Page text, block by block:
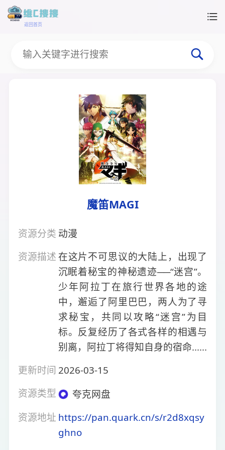
返回首页
魔笛MAGI
资源分类 动漫
资源描述在这片不可思议的大陆上，出现了
沉眠着秘宝的神秘遗迹──“迷宫”。
少年阿拉丁在旅行世界各地的途
中，邂逅了阿里巴巴，两人为了寻
求秘宝，共同以攻略“迷宫”为目
标。反复经历了各式各样的相遇与
别离，阿拉丁将得知自身的宿命......
更新时间 2026-03-15
资源类型
夸克网盘
资源地址 https://pan.quark.cn/s/r2d8xqsy
ghno